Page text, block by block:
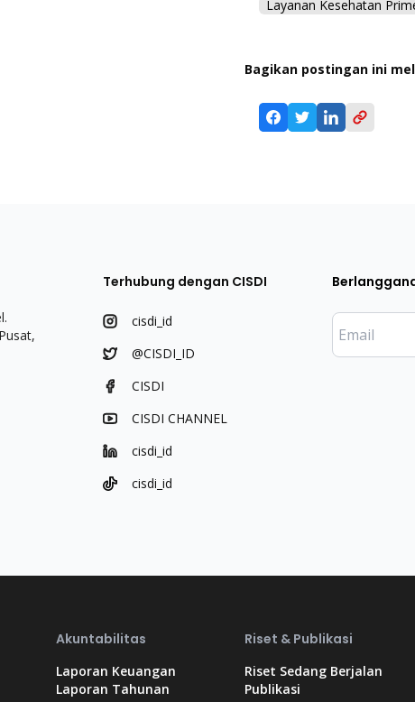
Layanan Kesehatan
Bagikan postingan ini
Terhubung dengan CISDI
cisdi_id
@CISDI_ID
CISDI
CISDI CHANNEL
cisdi_id
cisdi_id
Akuntabilitas
Laporan Keuangan
Laporan Tahunan
Riset & Publikasi
Riset Sedang Berjalan
Publikasi